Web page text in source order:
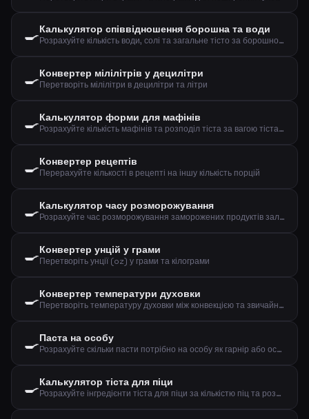
🍳Калькулятор співвідношення борошна та води
Розрахуйте кількість води, солі та загальне тісто за борошном та бажаною гідратацією
🍳Конвертер мілілітрів у децилітри
Перетворіть мілілітри в децилітри та літри
🍳Калькулятор форми для мафінів
Розрахуйте кількість мафінів та розподіл тіста за вагою тіста та розміром
🍳Конвертер рецептів
Перерахуйте кількості в рецепті на іншу кількість порцій
🍳Калькулятор часу розморожування
Розрахуйте час розморожування заморожених продуктів залежно від ваги, типу та методу
🍳Конвертер унцій у грами
Перетворіть унції (oz) у грами та кілограми
🍳Конвертер температури духовки
Перетворіть температуру духовки між конвекцією та звичайним режимом, плюс газова позначка
🍳Паста на особу
Розрахуйте скільки пасти потрібно на особу як гарнір або основну страву
🍳Калькулятор тіста для піци
Розрахуйте інгредієнти тіста для піци за кількістю піц та розміром